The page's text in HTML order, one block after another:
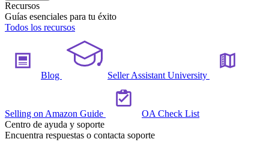
Recursos
Guías esenciales para tu éxito
Todos los recursos
Blog Seller Assistant University
Selling on Amazon Guide
OA Check List
Centro de ayuda y soporte
Encuentra respuestas o contacta soporte